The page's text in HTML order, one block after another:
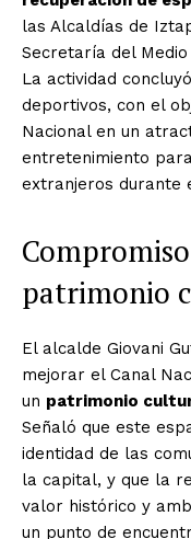
las Alcaldías de
Secretaría del
La actividad
deportivos, con el
Nacional en un
entretenimiento
extranjeros durante
patrimonio
El alcalde Giovani
mejorar el Canal
un patrimonio
Señaló que este
identidad de las
la capital, y que la
valor histórico y
un punto de